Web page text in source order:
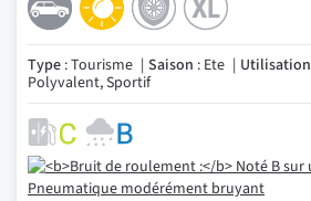
Type : Tourisme Saison : Ete Utilisation
Polyvalent, Sportif